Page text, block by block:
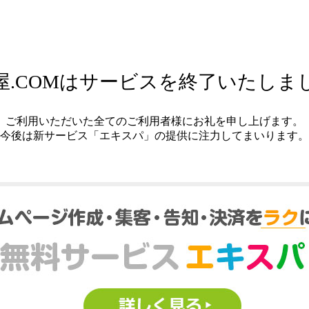
.COMはサービスを終了いたしま
ご利用いただいた全てのご利用者様にお礼を申し上げます。
今後は新サービス「エキスパ」の提供に注力してまいります。